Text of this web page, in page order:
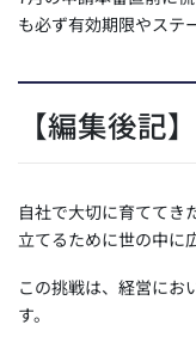
も必ず有効期限やステ
【編集後記】
自社で大切に育ててき
立てるために世の中に
この挑戦は、経営にお
す。